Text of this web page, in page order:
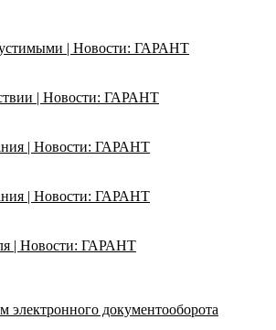
| Новости: ГАРАНТ
| Новости: ГАРАНТ
| Новости: ГАРАНТ
| Новости: ГАРАНТ
| Новости: ГАРАНТ
электронного документооборота